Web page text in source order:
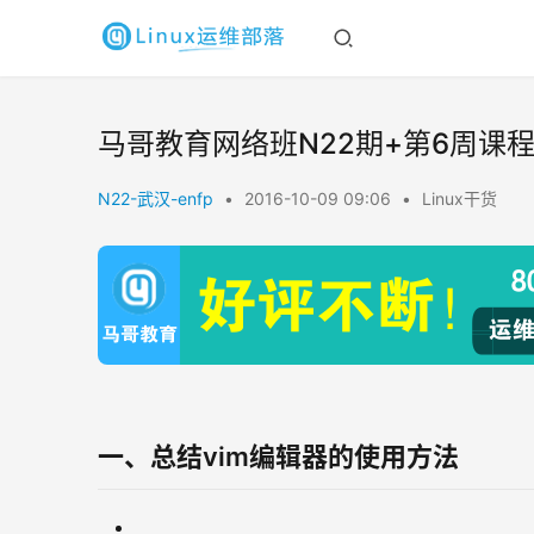
马哥教育网络班N22期+第6周课
N22-武汉-enfp • 2016-10-09 09:06 • Linux干货
一、总结vim编辑器的使用方法